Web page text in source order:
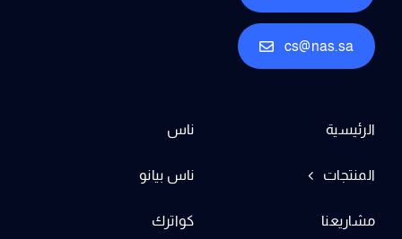
cs@nas.sa
الرئيسية
المنتجات
مشاريعنا
ناس
ناس بيانو
كواترك